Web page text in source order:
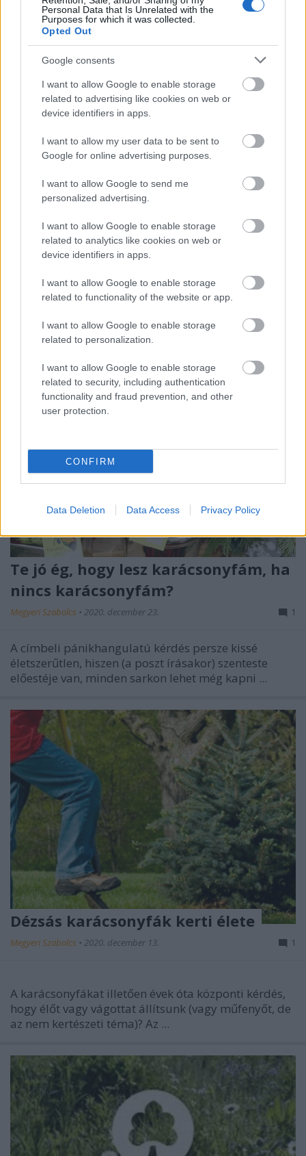
Personal Data that Is Unrelated with the
Purposes for which it was collected.
Opted Out
Google consents
I want to allow Google to enable storage
related to advertising like cookies on web or
device identifiers in apps.
I want to allow my user data to be sent to
Google for online advertising purposes.
I want to allow Google to send me
personalized advertising.
I want to allow Google to enable storage
related to analytics like cookies on web or
device identifiers in apps.
I want to allow Google to enable storage
related to functionality of the website or app.
I want to allow Google to enable storage
related to personalization.
I want to allow Google to enable storage
related to security, including authentication
functionality and fraud prevention, and other
user protection.
CONFIRM
Data Deletion Data Access Privacy Policy
Újévi kerti fogadalmak
Megyeri Szabolcs• 2021. január 05.
Itt az új év, igaz már pár nappal benne is vagyunk,
de mostanra talán mindenki kipihente az ünnepi
fáradalmakat, és végre alkotó kedvvel tekint a ...
Te jó ég, hogy lesz karácsonyfám, ha
nincs karácsonyfám?
Megyeri Szabolcs • 2020. december 23. 1
A címbeli pánikhangulatú kérdés persze kissé
életszerűtlen, hiszen (a poszt írásakor) szenteste
előestéje van, minden sarkon lehet még kapni ...
Dézsás karácsonyfák kerti élete
Megyeri Szabolcs • 2020. december 13. 1
A karácsonyfákat illetően évek óta központi kérdés,
hogy élőt vagy vágottat állítsunk (vagy műfenyőt, de
az nem kertészeti téma)? Az ...